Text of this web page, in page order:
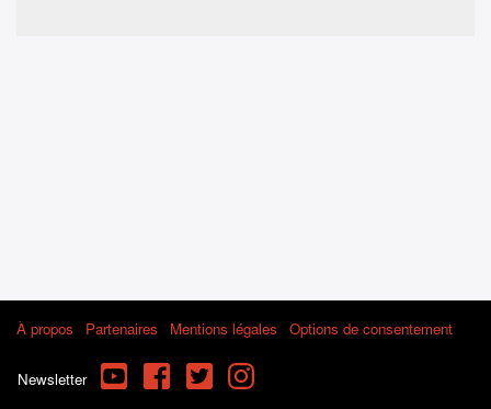
À propos Partenaires Mentions légales Options de consentement
Newsletter YouTube FacebookTwitterInstagram